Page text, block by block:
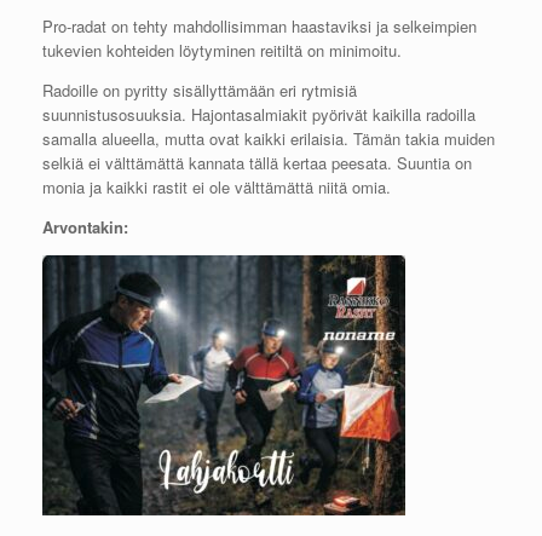
Pro-radat on tehty mahdollisimman haastaviksi ja selkeimpien
tukevien kohteiden löytyminen reitiltä on minimoitu.
Radoille on pyritty sisällyttämään eri rytmisiä
suunnistusosuuksia. Hajontasalmiakit pyörivät kaikilla radoilla
samalla alueella, mutta ovat kaikki erilaisia. Tämän takia muiden
selkiä ei välttämättä kannata tällä kertaa peesata. Suuntia on
monia ja kaikki rastit ei ole välttämättä niitä omia.
Arvontakin: